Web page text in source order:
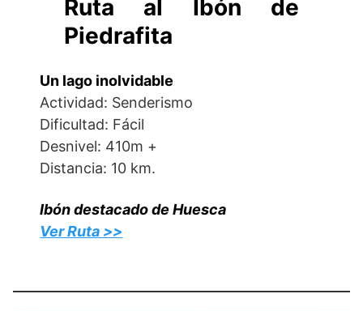
Ruta al Ibón de
Piedrafita
Un lago inolvidable
Actividad: Senderismo
Dificultad: Fácil
Desnivel: 410m +
Distancia: 10 km.
Ibón destacado de Huesca
Ver Ruta >>